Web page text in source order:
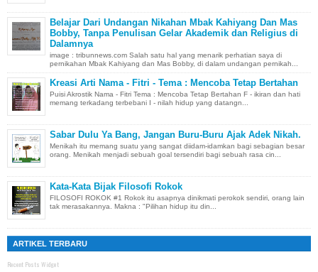
Belajar Dari Undangan Nikahan Mbak Kahiyang Dan Mas
Bobby, Tanpa Penulisan Gelar Akademik dan Religius di
Dalamnya
image : tribunnews.com Salah satu hal yang menarik perhatian saya di
pernikahan Mbak Kahiyang dan Mas Bobby, di dalam undangan pernikah...
Kreasi Arti Nama - Fitri - Tema : Mencoba Tetap Bertahan
Puisi Akrostik Nama - Fitri Tema : Mencoba Tetap Bertahan F - ikiran dan hati
memang terkadang terbebani I - nilah hidup yang datangn...
Sabar Dulu Ya Bang, Jangan Buru-Buru Ajak Adek Nikah.
Menikah itu memang suatu yang sangat diidam-idamkan bagi sebagian besar
orang. Menikah menjadi sebuah goal tersendiri bagi sebuah rasa cin...
Kata-Kata Bijak Filosofi Rokok
FILOSOFI ROKOK #1 Rokok itu asapnya dinikmati perokok sendiri, orang lain
tak merasakannya. Makna : "Pilihan hidup itu din...
ARTIKEL TERBARU
Recent Posts Widget